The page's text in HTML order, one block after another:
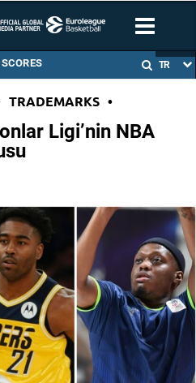
SCORES TR
TRADEMARKS •
Ligi’nin NBA